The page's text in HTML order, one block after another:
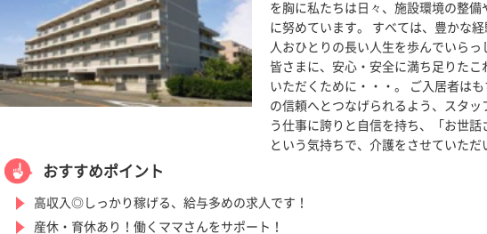
を胸に私たちは日々、施設環境の整備
に努めています。 すべては、豊かな
人おひとりの長い人生を歩んでいらっ
皆さまに、安心・安全に満ち足りたこ
いただくために・・・。 ご入居者は
の信頼へとつなげられるよう、スタッ
う仕事に誇りと自信を持ち、「お世話
という気持ちで、介護をさせていただ
おすすめポイント
高収入◎しっかり稼げる、給与多めの求人です！
産休・育休あり！働くママさんをサポート！